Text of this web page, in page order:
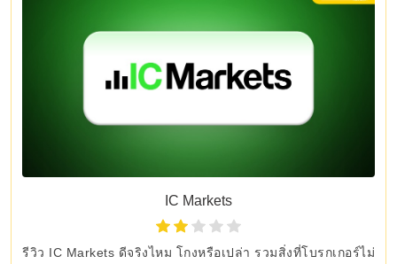
IC Markets
รีวิว IC Markets ดีจริงไหม โกงหรือเปล่า รวมสิ่งที่โบรกเกอร์ไม่